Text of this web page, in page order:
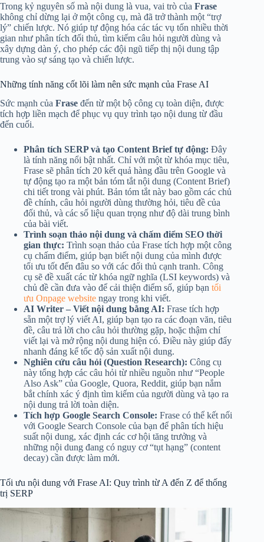
Trong kỷ nguyên số mà nội dung là vua, vai trò của Frase
không chỉ dừng lại ở một công cụ, mà đã trở thành một “trợ
lý” chiến lược. Nó giúp tự động hóa các tác vụ tốn nhiều thời
gian như phân tích đối thủ, tìm kiếm câu hỏi người dùng và
xây dựng dàn ý, cho phép các đội ngũ tiếp thị nội dung tập
trung vào sự sáng tạo và chiến lược.
Những tính năng cốt lõi làm nên sức mạnh của Frase AI
Sức mạnh của Frase đến từ một bộ công cụ toàn diện, được
tích hợp liền mạch để phục vụ quy trình tạo nội dung từ đầu
đến cuối.
Phân tích SERP và tạo Content Brief tự động: Đây
là tính năng nổi bật nhất. Chỉ với một từ khóa mục tiêu,
Frase sẽ phân tích 20 kết quả hàng đầu trên Google và
tự động tạo ra một bản tóm tắt nội dung (Content Brief)
chi tiết trong vài phút. Bản tóm tắt này bao gồm các chủ
đề chính, câu hỏi người dùng thường hỏi, tiêu đề của
đối thủ, và các số liệu quan trọng như độ dài trung bình
của bài viết.
Trình soạn thảo nội dung và chấm điểm SEO thời
gian thực: Trình soạn thảo của Frase tích hợp một công
cụ chấm điểm, giúp bạn biết nội dung của mình được
tối ưu tốt đến đâu so với các đối thủ cạnh tranh. Công
cụ sẽ đề xuất các từ khóa ngữ nghĩa (LSI keywords) và
chủ đề cần đưa vào để cải thiện điểm số, giúp bạn tối
ưu Onpage website ngay trong khi viết.
AI Writer – Viết nội dung bằng AI: Frase tích hợp
sẵn một trợ lý viết AI, giúp bạn tạo ra các đoạn văn, tiêu
đề, câu trả lời cho câu hỏi thường gặp, hoặc thậm chí
viết lại và mở rộng nội dung hiện có. Điều này giúp đẩy
nhanh đáng kể tốc độ sản xuất nội dung.
Nghiên cứu câu hỏi (Question Research): Công cụ
này tổng hợp các câu hỏi từ nhiều nguồn như “People
Also Ask” của Google, Quora, Reddit, giúp bạn nắm
bắt chính xác ý định tìm kiếm của người dùng và tạo ra
nội dung trả lời toàn diện.
Tích hợp Google Search Console: Frase có thể kết nối
với Google Search Console của bạn để phân tích hiệu
suất nội dung, xác định các cơ hội tăng trưởng và
những nội dung đang có nguy cơ “tụt hạng” (content
decay) cần được làm mới.
Tối ưu nội dung với Frase AI: Quy trình từ A đến Z để thống
trị SERP